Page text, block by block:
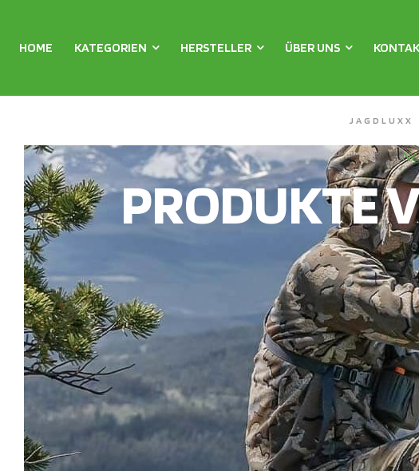
HOME KATEGORIEN HERSTELLER ÜBER UNS
JAGDLUXX
PRODUKTE